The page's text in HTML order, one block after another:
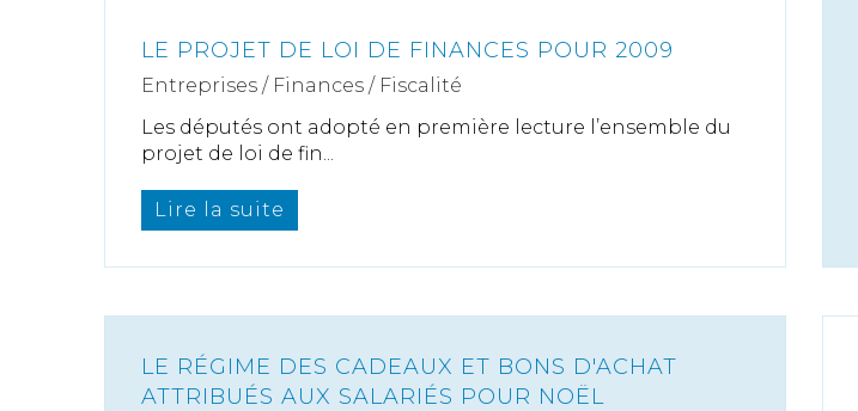
LE PROJET DE LOI DE FINANCES POUR 2009
Entreprises / Finances / Fiscalité
Les députés ont adopté en première lecture l’ensemble du
projet de loi de fin...
Lire la suite
LE RÉGIME DES CADEAUX ET BONS D'ACHAT
ATTRIBUÉS AUX SALARIÉS POUR NOËL